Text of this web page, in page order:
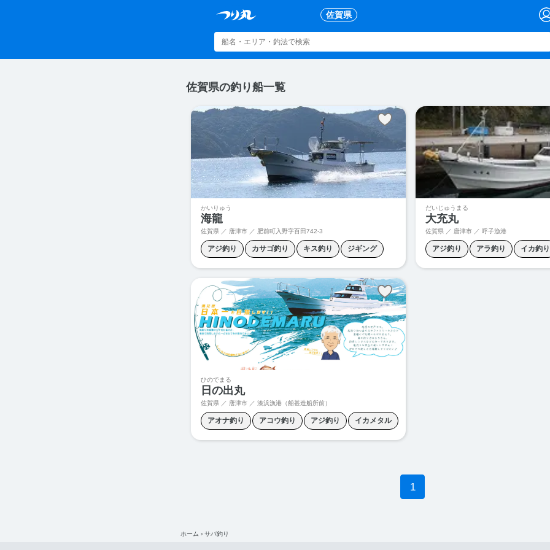
佐賀県
佐賀県の釣り船一覧
かいりゅう
海龍
佐賀県 ／ 唐津市 ／ 肥前町入野字百田742-3
アジ釣り カサゴ釣り キス釣り ジギング
スロージギング タイラバ フカセ釣り
ライトジギング 根魚釣り 青物ジギング
だいじゅうまる
大充丸
佐賀県 ／ 唐津市 ／ 呼子漁港
アジ釣り アラ釣り イカ釣り
クエ釣り ジギング タイカ
ひのでまる
日の出丸
佐賀県 ／ 唐津市 ／ 湊浜漁港（船甚造船所前）
アオナ釣り アコウ釣り アジ釣り イカメタル
シーバス釣り ジギング タイラバ
1
ホーム › サバ釣り